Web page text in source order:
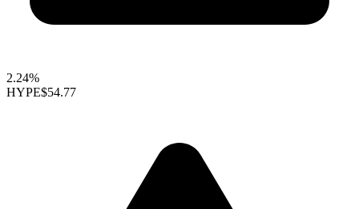
2.24%
HYPE$54.77